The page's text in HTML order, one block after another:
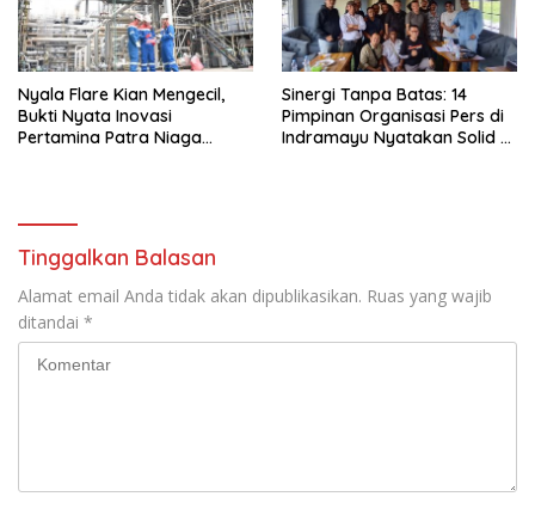
Nyala Flare Kian Mengecil,
Bukti Nyata Inovasi
Pertamina Patra Niaga
Sinergi Tanpa Batas: 14
Pimpinan Organisasi Pers di
Indramayu Nyatakan Solid di
Tinggalkan Balasan
Alamat email Anda tidak akan dipublikasikan. Ruas yang wajib
ditandai *